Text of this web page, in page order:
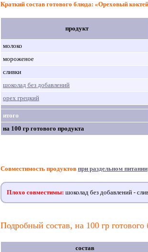
Краткий состав готового блюда: «Ореховый
продукт
молоко
мороженое
сливки
шоколад без добавлений
орех грецкий
итого
на 100 гр готового продукта
Совместимость продуктов при раздельном питании
Плохо совместимы: шоколад без добавлений -
Подробный состав, на 100 гр
состав